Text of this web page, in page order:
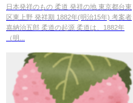
日本発祥のもの 柔道 発祥の地 東京都台東
区東上野 発祥期 1882年(明治15年) 考案者
嘉納治五郎 柔道の起源 柔道は、1882年
（明...